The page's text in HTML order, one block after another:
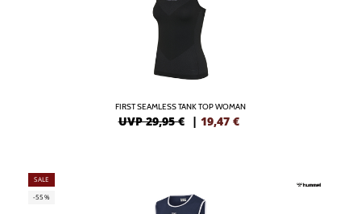
FIRST SEAMLESS TANK TOP WOMAN
UVP 29,95 € | 19,47 €
SALE
-55%